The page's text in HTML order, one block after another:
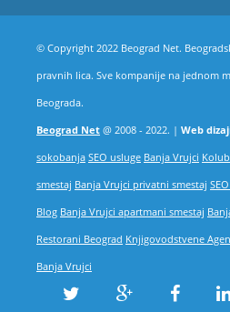
© Copyright 2022 Beograd Net.
pravnih lica. Sve kompanije na jednom
Beograda.
Beograd Net @ 2008 - 2022. | Web
sokobanja SEO usluge Banja Vrujci
smestaj Banja Vrujci privatni smestaj
Blog Banja Vrujci apartmani smestaj
Restorani Beograd Knjigovodstvene
Banja Vrujci